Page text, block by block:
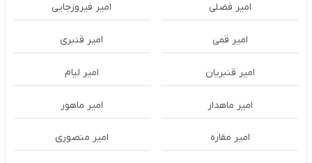
امیر فضلی امیر فیروزجایی
امیر قمی امیر قنبری
امیر قنبریان امیر لیام
امیر ماهدار امیر ماهور
امیر مقاره امیر منصوری